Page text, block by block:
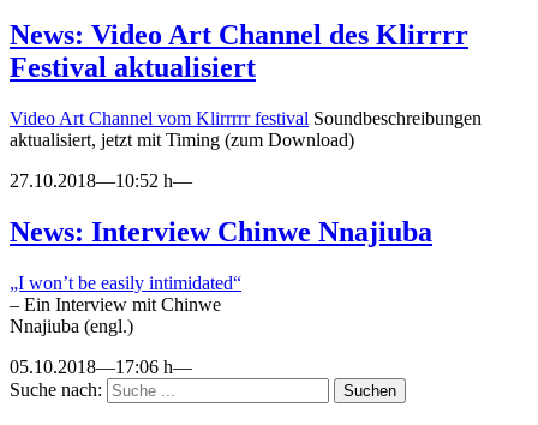
News: Video Art Channel des Klirrrr
Festival aktualisiert
Video Art Channel vom Klirrrrr festival Soundbeschreibungen
aktualisiert, jetzt mit Timing (zum Download)
27.10.2018—10:52 h—
News: Interview Chinwe Nnajiuba
„I won’t be easily intimidated“
– Ein Interview mit Chinwe
Nnajiuba (engl.)
05.10.2018—17:06 h—
Suche nach:
Suchen